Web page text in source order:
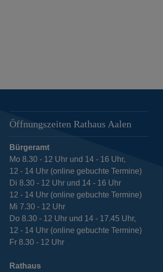
Öffnungszeiten Rathaus Aalen
Bürgeramt
Mo 8.30 - 12 Uhr und 14 - 16 Uhr,
12 - 14 Uhr (online gebuchte Termine)
Di 8.30 - 12 Uhr und 14 - 16 Uhr
12 - 14 Uhr (online gebuchte Termine)
Mi 7.30 - 12 Uhr
Do 8.30 - 12 Uhr und 14 - 17.45 Uhr,
12 - 14 Uhr (online gebuchte Termine)
Fr 8.30 - 12 Uhr
Rathaus